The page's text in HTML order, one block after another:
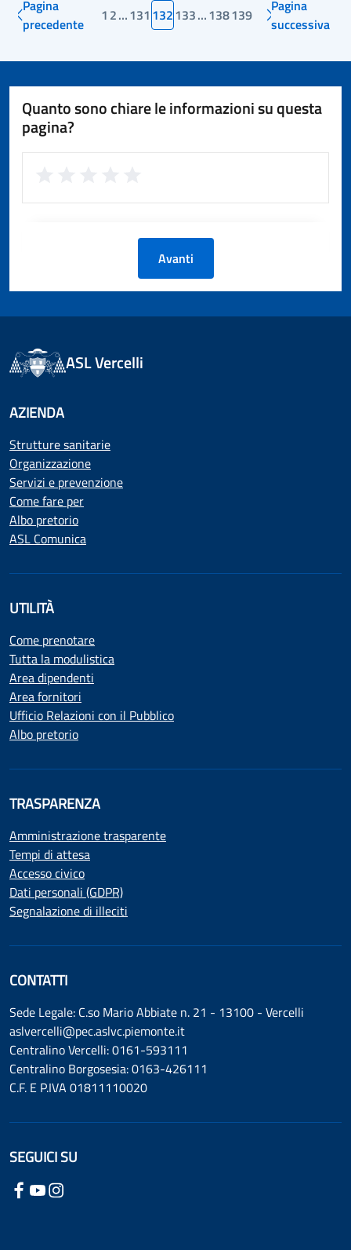
Pagina
precedente
1 2…131 132133…138139
Pagina
successiva
Quanto sono chiare le informazioni su questa
pagina?
Avanti
ASL Vercelli
AZIENDA
Strutture sanitarie
Organizzazione
Servizi e prevenzione
Come fare per
Albo pretorio
ASL Comunica
UTILITÀ
Come prenotare
Tutta la modulistica
Area dipendenti
Area fornitori
Ufficio Relazioni con il Pubblico
Albo pretorio
TRASPARENZA
Amministrazione trasparente
Tempi di attesa
Accesso civico
Dati personali (GDPR)
Segnalazione di illeciti
CONTATTI
Sede Legale: C.so Mario Abbiate n. 21 - 13100 - Vercelli
aslvercelli@pec.aslvc.piemonte.it
Centralino Vercelli: 0161-593111
Centralino Borgosesia: 0163-426111
C.F. E P.IVA 01811110020
SEGUICI SU